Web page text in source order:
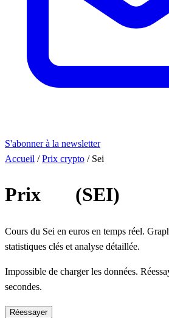
S'abonner à la newsletter
Accueil / Prix crypto / Sei
Prix (SEI)
Cours du Sei en euros en temps réel.
statistiques clés et analyse détaillée.
Impossible de charger les données.
secondes.
Réessayer